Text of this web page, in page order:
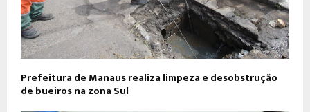
Prefeitura de Manaus realiza limpeza e desobstrução
de bueiros na zona Sul